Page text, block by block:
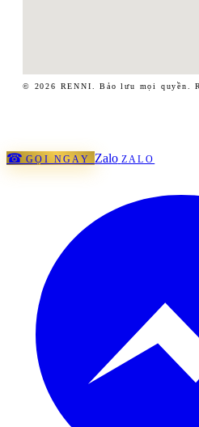
© 2026 RENNI. Bảo lưu mọi quyền.
☎ GỌI NGAY Zalo ZALO